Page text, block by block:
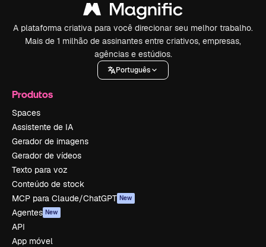
A plataforma criativa para você direcionar seu melhor trabalho.
Mais de 1 milhão de assinantes entre criativos, empresas,
agências e estúdios.
Português
Produtos
Spaces
Assistente de IA
Gerador de imagens
Gerador de vídeos
Texto para voz
Conteúdo de stock
MCP para Claude/ChatGPT New
Agentes New
API
App móvel